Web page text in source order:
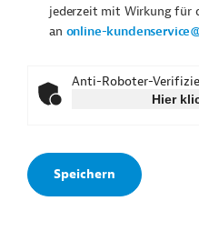
jederzeit mit Wirkung für
an online-
Anti-Roboter-
Hier